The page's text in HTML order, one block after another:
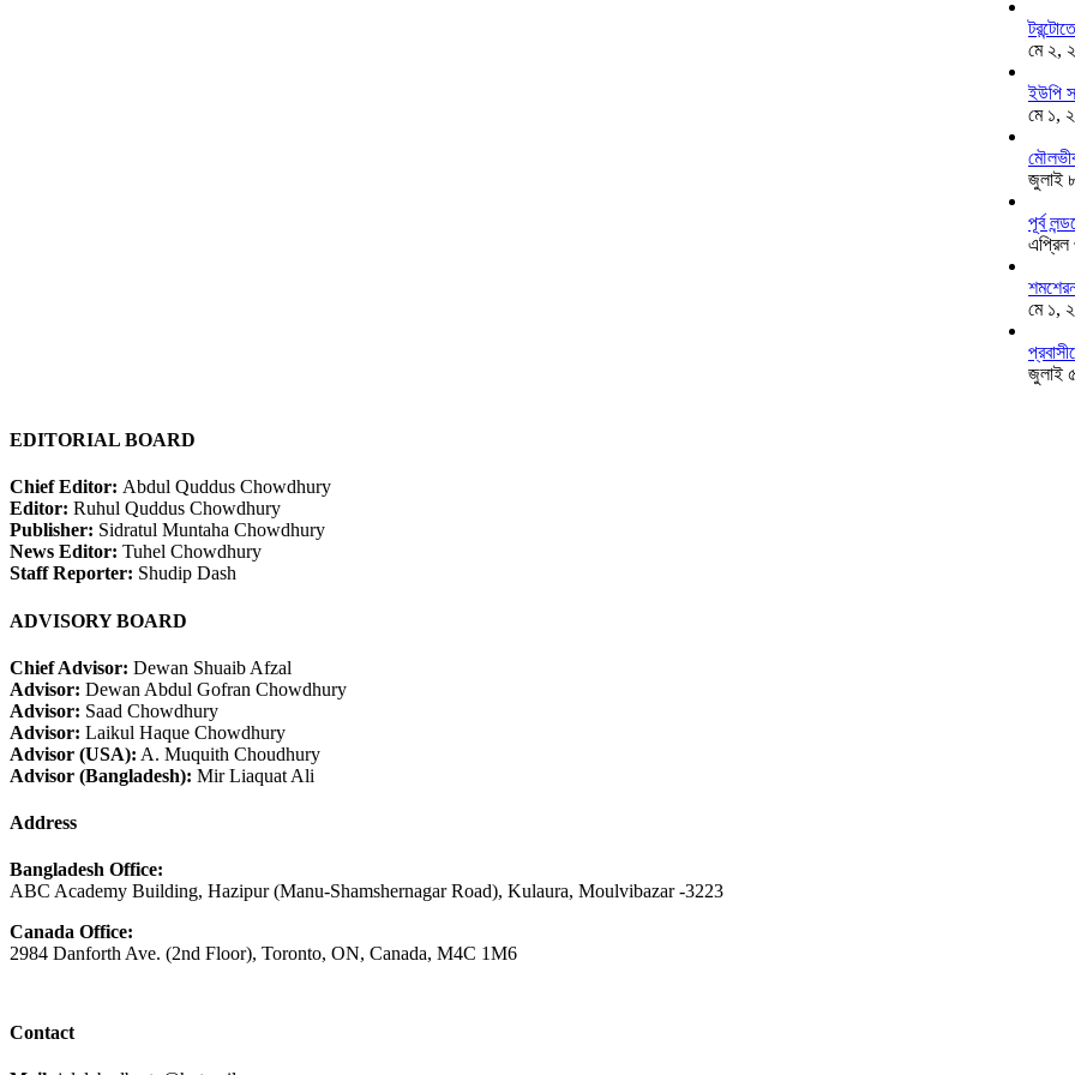
মে ২,
ইউপি
মে ১,
জুলাই
পূর্ব
মে ১,
জুলাই
EDITORIAL BOARD
Chief Editor: Abdul Quddus Chowdhury
Editor: Ruhul Quddus Chowdhury
Publisher: Sidratul Muntaha Chowdhury
News Editor: Tuhel Chowdhury
Staff Reporter: Shudip Dash
ADVISORY BOARD
Chief Advisor: Dewan Shuaib Afzal
Advisor: Dewan Abdul Gofran Chowdhury
Advisor: Saad Chowdhury
Advisor: Laikul Haque Chowdhury
Advisor (USA): A. Muquith Choudhury
Advisor (Bangladesh): Mir Liaquat Ali
Address
Bangladesh Office:
ABC Academy Building, Hazipur (Manu-Shamshernagar Road), Kulaura, Moulvibazar -3223
Canada Office:
2984 Danforth Ave. (2nd Floor), Toronto, ON, Canada, M4C 1M6
Contact